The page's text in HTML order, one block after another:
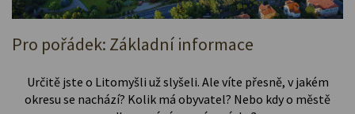
Pro pořádek: Základní informace
Určitě jste o Litomyšli už slyšeli. Ale víte přesně, v jakém
okresu se nachází? Kolik má obyvatel? Nebo kdy o městě